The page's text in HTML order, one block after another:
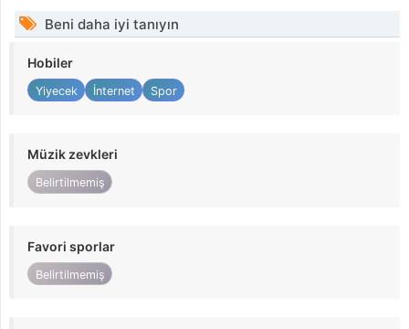
Beni daha iyi tanıyın
Hobiler
Yiyecek İnternet Spor
Müzik zevkleri
Belirtilmemiş
Favori sporlar
Belirtilmemiş